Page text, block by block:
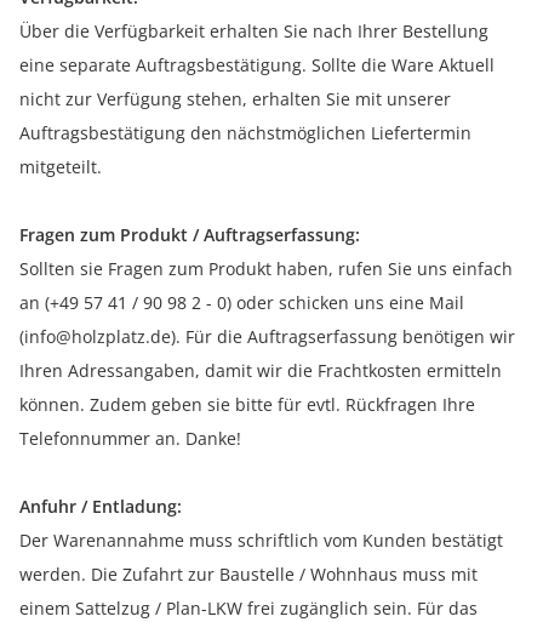
Über die Verfügbarkeit erhalten Sie nach Ihrer Bestellung
eine separate Auftragsbestätigung. Sollte die Ware Aktuell
nicht zur Verfügung stehen, erhalten Sie mit unserer
Auftragsbestätigung den nächstmöglichen Liefertermin
mitgeteilt.
Fragen zum Produkt / Auftragserfassung:
Sollten sie Fragen zum Produkt haben, rufen Sie uns einfach
an (+49 57 41 / 90 98 2 - 0) oder schicken uns eine Mail
(info@holzplatz.de). Für die Auftragserfassung benötigen wir
Ihren Adressangaben, damit wir die Frachtkosten ermitteln
können. Zudem geben sie bitte für evtl. Rückfragen Ihre
Telefonnummer an. Danke!
Anfuhr / Entladung:
Der Warenannahme muss schriftlich vom Kunden bestätigt
werden. Die Zufahrt zur Baustelle / Wohnhaus muss mit
einem Sattelzug / Plan-LKW frei zugänglich sein. Für das